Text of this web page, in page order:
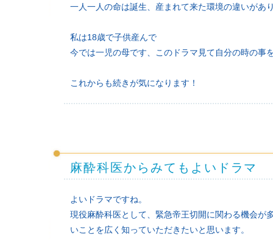
一人一人の命は誕生、産まれて来た環境の違いがあ
私は18歳で子供産んで
今では一児の母です、このドラマ見て自分の時の事
これからも続きが気になります！
麻酔科医からみてもよいドラマ
よいドラマですね。
現役麻酔科医として、緊急帝王切開に関わる機会が
いことを広く知っていただきたいと思います。